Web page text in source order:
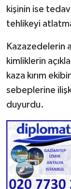
kişinin ise
tehlikeyi
Kazazedelerin
kimliklerin
kaza kırım
sebeplerine
duyurdu.